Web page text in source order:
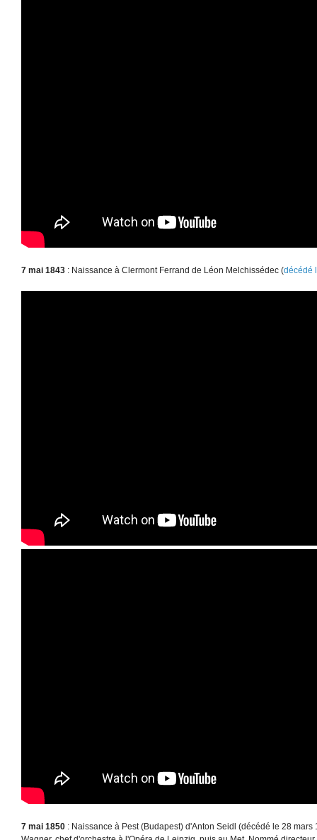
7 mai 1843 : Naissance à Clermont Ferrand de Léon Melchissédec (décédé
7 mai 1850 : Naissance à Pest (Budapest) d'Anton Seidl (décédé le 28